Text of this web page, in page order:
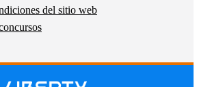
del sitio web